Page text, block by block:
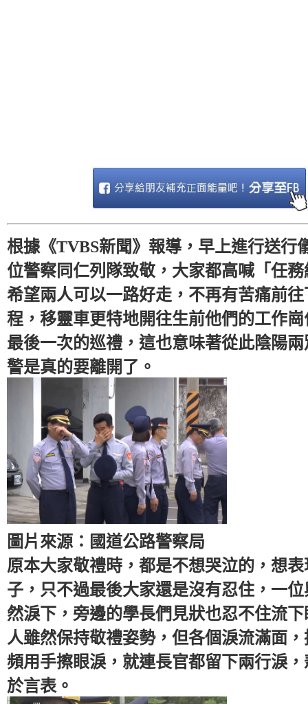
根據《TVBS新聞》報導，早上進行送行
位警察同仁列隊致敬，大家都高喊「任
希望兩人可以一路好走，不再有苦痛前
程，移靈車更特地開往生前他們的工作
最後一次的巡禮，這也意味著從此陰陽
警是真的要離開了。
圖片來源：國道公路警察局
原本大家敬禮時，都是不想哭泣的，想
子，只不過最後大家還是沒有忍住，一
然淚下，旁邊的學長們見狀也忍不住流
人雖然保持敬禮姿勢，但各個淚流滿面
頻用手擦眼淚，就連長官都留下兩行淚
於言表。